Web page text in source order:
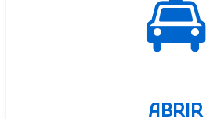
👨‍💼
ABRIR